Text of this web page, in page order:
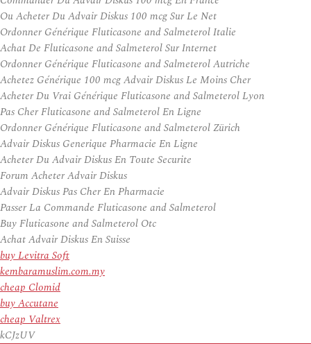
Ou Acheter Du Advair Diskus 100 mcg Sur Le Net
Ordonner Générique Fluticasone and Salmeterol Italie
Achat De Fluticasone and Salmeterol Sur Internet
Ordonner Générique Fluticasone and Salmeterol Autriche
Achetez Générique 100 mcg Advair Diskus Le Moins Cher
Acheter Du Vrai Générique Fluticasone and Salmeterol Lyon
Pas Cher Fluticasone and Salmeterol En Ligne
Ordonner Générique Fluticasone and Salmeterol Zürich
Advair Diskus Generique Pharmacie En Ligne
Acheter Du Advair Diskus En Toute Securite
Forum Acheter Advair Diskus
Advair Diskus Pas Cher En Pharmacie
Passer La Commande Fluticasone and Salmeterol
Buy Fluticasone and Salmeterol Otc
Achat Advair Diskus En Suisse
buy Levitra Soft
kembaramuslim.com.my
cheap Clomid
buy Accutane
cheap Valtrex
kCJzUV